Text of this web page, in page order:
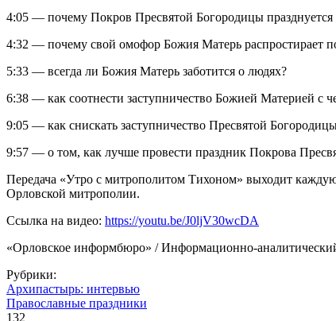
4:05 — почему Покров Пресвятой Богородицы празднуется
4:32 — почему свой омофор Божия Матерь распростирает
5:33 — всегда ли Божия Матерь заботится о людях?
6:38 — как соотнести заступничество Божией Материей с
9:05 — как снискать заступничество Пресвятой
9:57 — о том, как лучше провести праздник Покрова
Передача «Утро с митрополитом Тихоном» выходит
Орловской митрополии.
Ссылка на видео: https://youtu.be/J0ljV30wcDA
«Орловское информбюро» / Информационно-
Рубрики:
Архипастырь: интервью
Православные праздники
132